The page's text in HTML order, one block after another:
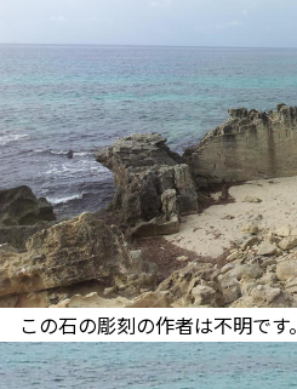
この石の彫刻の作者は不明です。